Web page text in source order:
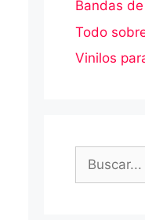
Bandas
Todo
Vinilos
Buscar: